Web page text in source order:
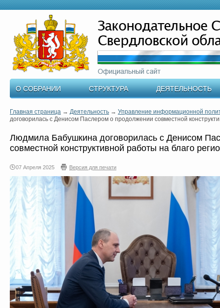
О СОБРАНИИ СТРУКТУРА ДЕЯТЕЛЬНОСТЬ
Главная страница → Деятельность → Управление информационной
договорилась с Денисом Паслером о продолжении совместной
Людмила Бабушкина договорилась с Денисом
совместной конструктивной работы на благо
07 Апреля 2025 Версия для печати